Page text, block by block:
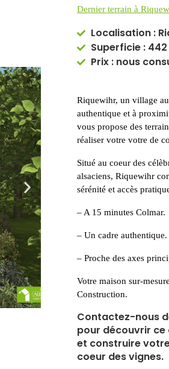
Dernier terrain à
Localisation :
Superficie : 442
Prix : nous
Riquewihr, un village
authentique et à
vous propose des
réaliser votre votre de
Situé au coeur des
alsaciens, Riquewihr
sérénité et accès
– A 15 minutes Colmar.
– Un cadre authentique.
– Proche des axes
Votre maison sur-
Construction.
Contactez-nous
pour découvrir
et construire
coeur des vignes.